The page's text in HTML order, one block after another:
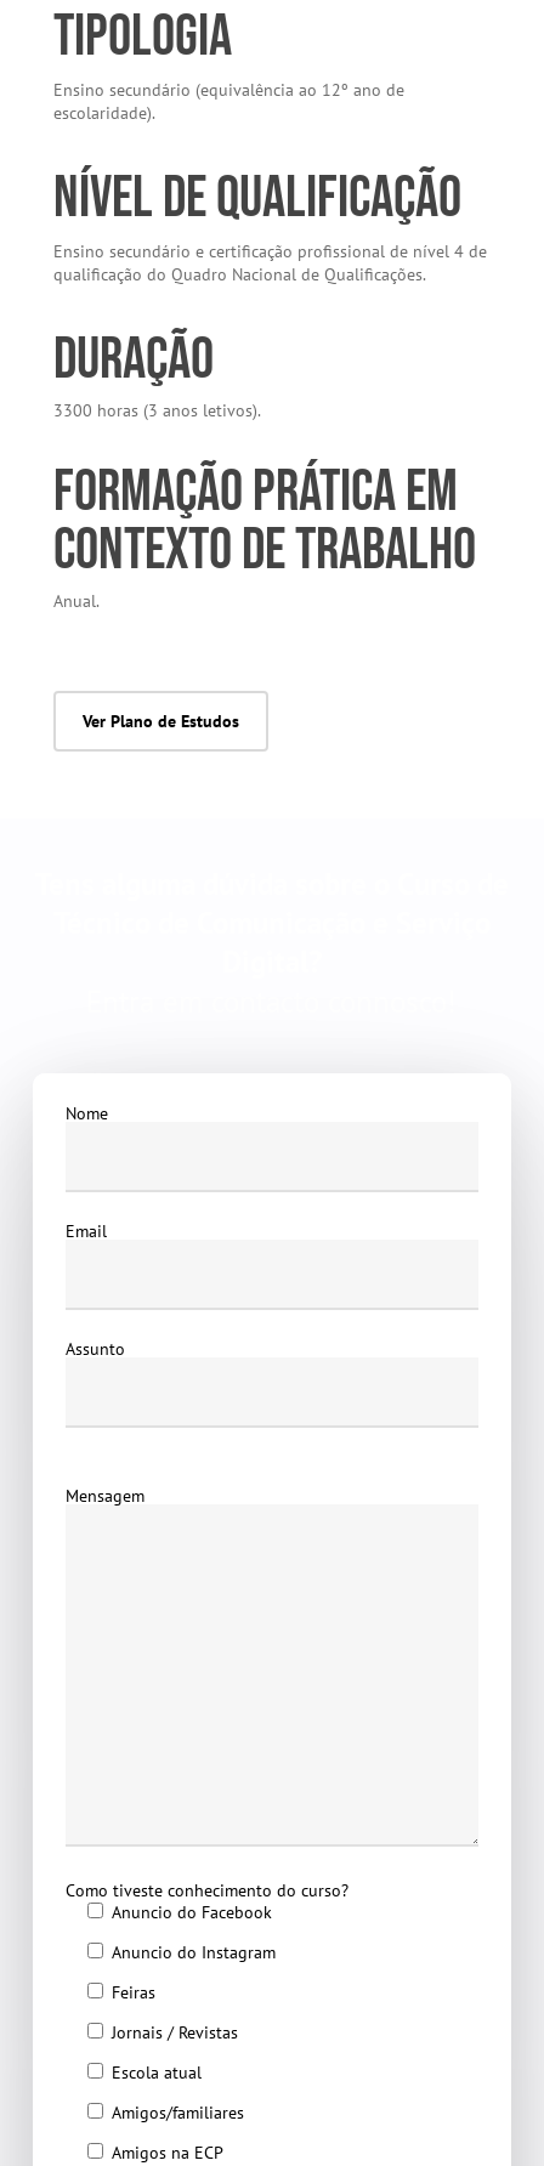
Tipologia
Ensino secundário (equivalência ao 12º ano de
escolaridade).
Nível de Qualificação
Ensino secundário e certificação profissional de nível 4 de
qualificação do Quadro Nacional de Qualificações.
Duração
3300 horas (3 anos letivos).
Formação Prática em
Contexto de Trabalho
Anual.
Ver Plano de Estudos
Nome
Email
Assunto
Mensagem
Como tiveste conhecimento do curso?
Anuncio do Facebook
Anuncio do Instagram
Feiras
Jornais / Revistas
Escola atual
Amigos/familiares
Amigos na ECP